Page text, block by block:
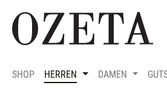
Hauptinhalt springen
Zur Suche springen
Zur Hauptnavigation springen
SHOP HERREN DAMEN